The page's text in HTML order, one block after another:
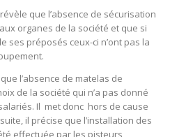
que l’absence de sécurisation
organes de la société et que si
ses préposés ceux-ci n’ont pas la
l’absence de matelas de
de la société qui n’a pas donné
Il met donc hors de cause
il précise que l’installation des
effectuée par les pisteurs